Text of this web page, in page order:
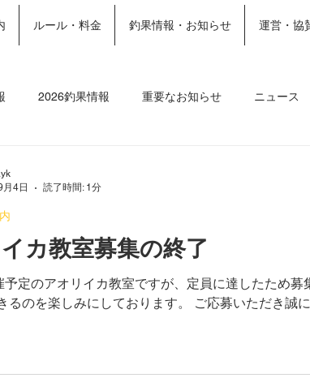
ルール・料金 釣果情報・お知らせ 運営・協
2026釣果情報 重要なお知らせ ニュース
カ教室募集の終了
予定のアオリイカ教室ですが、定員に達したため
るのを楽しみにしております。 ご応募いただき誠
4日
読了時間: 1分
ホーム 施設案内